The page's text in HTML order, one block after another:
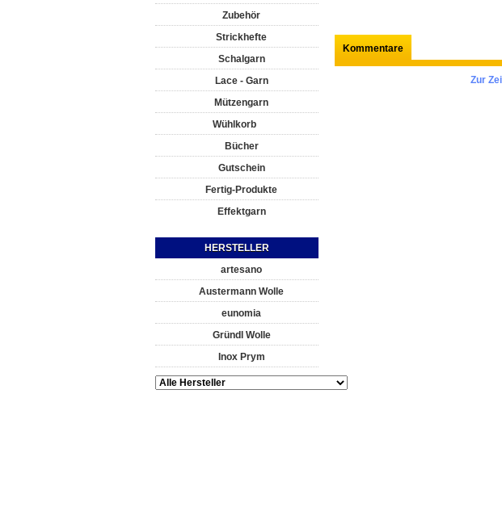
Zubehör
Strickhefte
Schalgarn
Lace - Garn
Mützengarn
Wühlkorb
Bücher
Gutschein
Fertig-Produkte
Effektgarn
HERSTELLER
artesano
Austermann Wolle
eunomia
Gründl Wolle
Inox Prym
Kommentare
Zur